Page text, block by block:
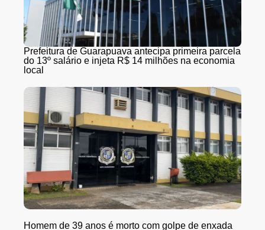
Prefeitura de Guarapuava antecipa primeira parcela
do 13º salário e injeta R$ 14 milhões na economia
local
Homem de 39 anos é morto com golpe de enxada